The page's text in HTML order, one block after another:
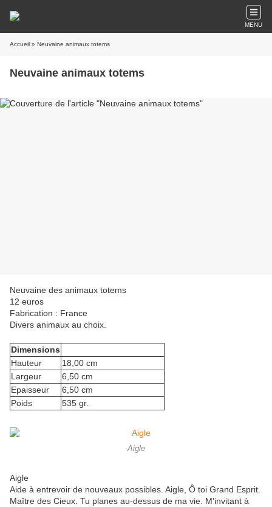
MENU
Accueil » Neuvaine animaux totems
Neuvaine animaux totems
Neuvaine des animaux totems
12 euros
Fabrication : France
Divers animaux au choix.
Dimensions
Hauteur
18,00 cm
Largeur
6,50 cm
Epaisseur
6,50 cm
Poids
535 gr.
Aigle
Aigle
Aide à entrevoir de nouveaux possibles. Aigle, Ô toi Grand Esprit.
Maître des Cieux. Tu planes au-dessus de ma vie. M'invitant à